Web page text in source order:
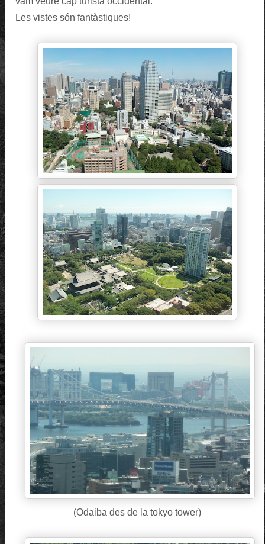
Les vistes són fantàstiques!
(Odaiba des de la tokyo tower)